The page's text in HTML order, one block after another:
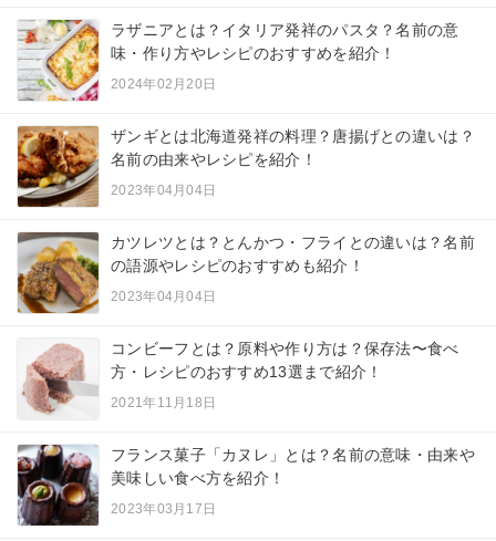
ラザニアとは？イタリア発祥のパスタ？名前の意
味・作り方やレシピのおすすめを紹介！
2024年02月20日
ザンギとは北海道発祥の料理？唐揚げとの違いは？
名前の由来やレシピを紹介！
2023年04月04日
カツレツとは？とんかつ・フライとの違いは？名前
の語源やレシピのおすすめも紹介！
2023年04月04日
コンビーフとは？原料や作り方は？保存法〜食べ
方・レシピのおすすめ13選まで紹介！
2021年11月18日
フランス菓子「カヌレ」とは？名前の意味・由来や
美味しい食べ方を紹介！
2023年03月17日